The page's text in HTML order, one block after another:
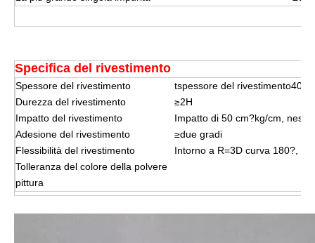
Specifica del rivestimento
Spessore del rivestimento tspessore del rivestimento40
Durezza del rivestimento
≥2H
Impatto del rivestimento
Impatto di 50 cm?kg/cm,
Adesione del rivestimento
≥due gradi
Flessibilità del rivestimento
Intorno a R=3D curva 180?,
Tolleranza del colore della polvere
pittura